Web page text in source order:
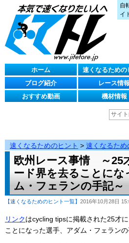
自
イ
ホーム
速くなるための
ブログ紹介
レース情
おすすめ動画
機材情報
速くなるためのヒント > 速くなるた
欧州レース事情 ～25
ード界を去ることにな
ム・フェランの手記～
【速くなるためのヒント一覧】 2016年10月28日
リンクはcycling tipsに掲載された25才
ことになった選手、アダム・フェランの